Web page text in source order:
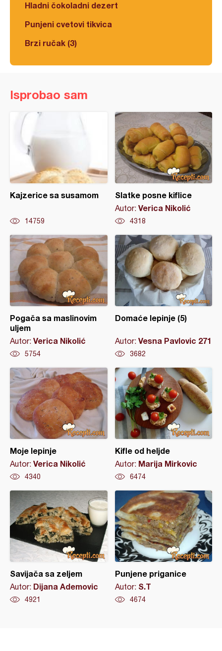
Hladni čokoladni dezert
Punjeni cvetovi tikvica
Brzi ručak (3)
Isprobao sam
Kajzerice sa susamom
14759
Slatke posne kiflice
Autor: Verica Nikolić
4318
Pogača sa maslinovim
uljem
Autor: Verica Nikolić
5754
Domaće lepinje (5)
Autor: Vesna Pavlovic 271
3682
Moje lepinje
Autor: Verica Nikolić
4340
Kifle od heljde
Autor: Marija Mirkovic
6474
Savijača sa zeljem
Autor: Dijana Ademovic
4921
Punjene priganice
Autor: S.T
4674